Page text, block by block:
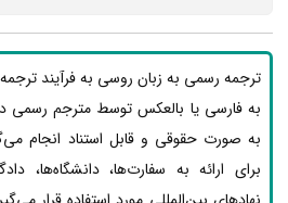
ترجمه رسمی به زبان روسی به فرآیند
به فارسی یا بالعکس توسط مترجم رسمی
به صورت حقوقی و قابل استناد انجام
برای ارائه به سفارت‌ها، دانشگاه‌ها،